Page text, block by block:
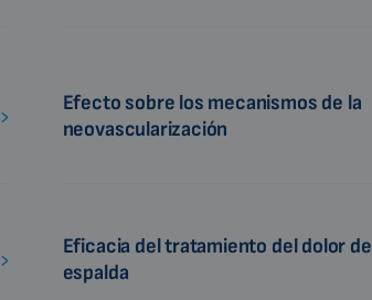
Efecto sobre los mecanismos de la
neovascularización
Eficacia del tratamiento del dolor de
espalda